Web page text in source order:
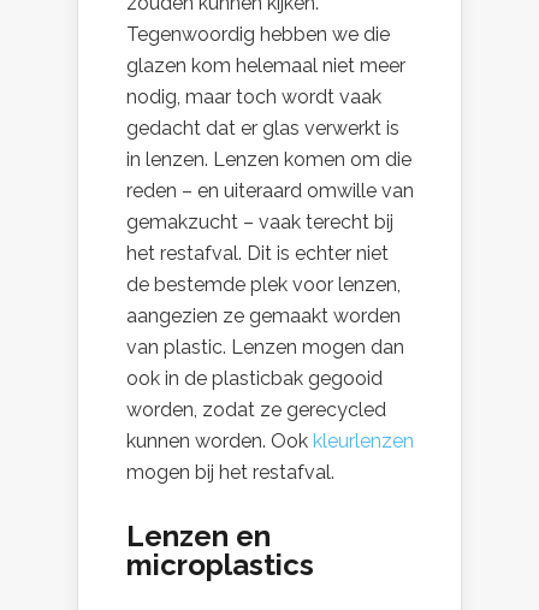
Tegenwoordig hebben we die
glazen kom helemaal niet meer
nodig, maar toch wordt vaak
gedacht dat er glas verwerkt is
in lenzen. Lenzen komen om die
reden – en uiteraard omwille van
gemakzucht – vaak terecht bij
het restafval. Dit is echter niet
de bestemde plek voor lenzen,
aangezien ze gemaakt worden
van plastic. Lenzen mogen dan
ook in de plasticbak gegooid
worden, zodat ze gerecycled
kunnen worden. Ook kleurlenzen
mogen bij het restafval.
Lenzen en
microplastics